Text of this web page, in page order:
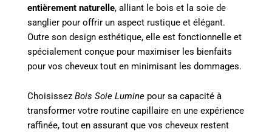
entièrement naturelle, alliant le bois et la soie de
sanglier pour offrir un aspect rustique et élégant.
Outre son design esthétique, elle est fonctionnelle et
spécialement conçue pour maximiser les bienfaits
pour vos cheveux tout en minimisant les dommages.
Choisissez Bois Soie Lumine pour sa capacité à
transformer votre routine capillaire en une expérience
raffinée, tout en assurant que vos cheveux restent